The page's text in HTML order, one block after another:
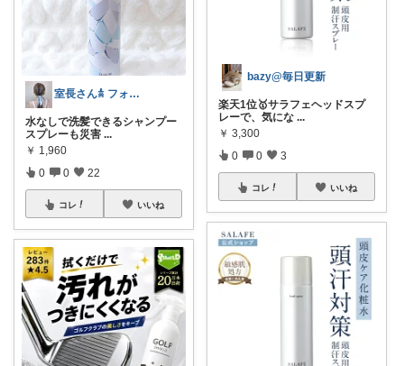
室長さん𖠋 フォローすると綺麗になれる
水なしで洗髪できるシャンプー
スプレーも災害 ...
￥ 1,960
0 0 22
コレ いいね
bazy@毎日更新
楽天1位🥇サラフェヘッドスプ
レーで、気にな ...
￥ 3,300
0 0 3
コレ いいね